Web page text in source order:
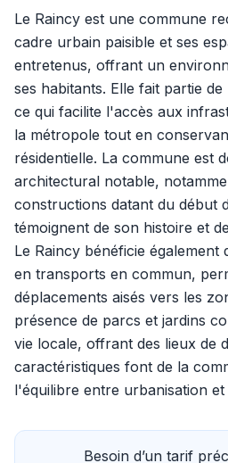
Le Raincy est une commune
cadre urbain paisible et ses
entretenus, offrant un
ses habitants. Elle fait partie
ce qui facilite l'accès aux
la métropole tout en
résidentielle. La commune est
architectural notable,
constructions datant du début
témoignent de son histoire et
Le Raincy bénéficie également
en transports en commun,
déplacements aisés vers les
présence de parcs et jardins
vie locale, offrant des lieux de
caractéristiques font de la
l'équilibre entre urbanisation
Besoin d’un tarif